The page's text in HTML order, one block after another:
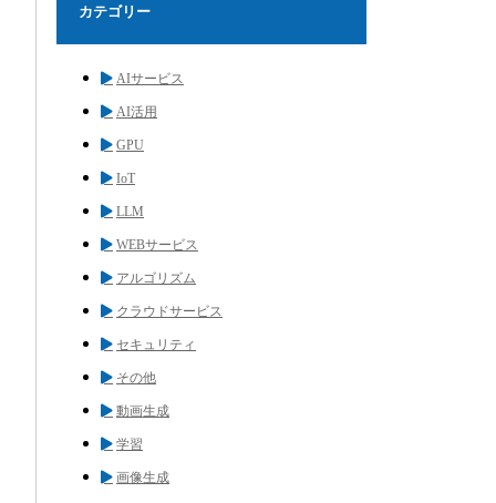
カテゴリー
AIサービス
AI活用
GPU
IoT
LLM
WEBサービス
アルゴリズム
クラウドサービス
セキュリティ
その他
動画生成
学習
画像生成